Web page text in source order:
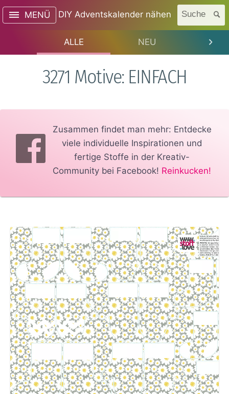
MENÜ DIY Adventskalender nähen Suche
ALLE NEU
3271 Motive: EINFACH
Zusammen findet man mehr: Entdecke
viele individuelle Inspirationen und
fertige Stoffe in der Kreativ-
Community bei Facebook! Reinkucken!